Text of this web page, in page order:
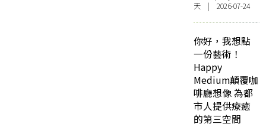
天 | 2026-07-24
你好，我想點
一份藝術！
Happy
Medium顛覆咖
啡廳想像 為都
市人提供療癒
的第三空間